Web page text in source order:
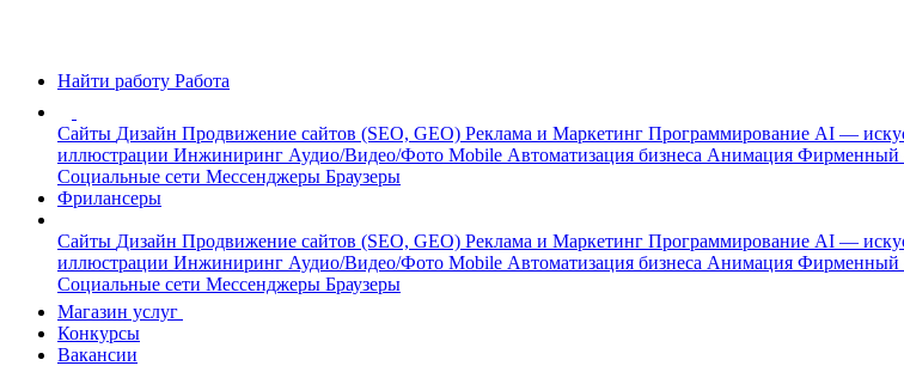
Найти работу Работа
Сайты Дизайн Продвижение сайтов (SEO, GEO) Реклама и Маркетинг Программирование AI —
иллюстрации Инжиниринг Аудио/Видео/Фото Mobile Автоматизация бизнеса Анимация Фирменный
Социальные сети Мессенджеры Браузеры
Фрилансеры
Сайты Дизайн Продвижение сайтов (SEO, GEO) Реклама и Маркетинг Программирование AI —
иллюстрации Инжиниринг Аудио/Видео/Фото Mobile Автоматизация бизнеса Анимация Фирменный
Социальные сети Мессенджеры Браузеры
Магазин услуг
Конкурсы
Вакансии